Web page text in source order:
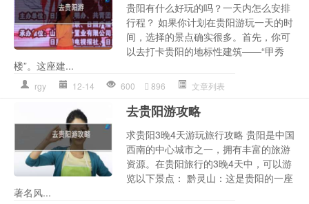
贵阳有什么好玩的吗？一天内怎么安排
行程？ 如果你计划在贵阳游玩一天的时
间，选择的景点确实很多。首先，你可
以去打卡贵阳的地标性建筑——“甲秀
楼”。这座建...
rgy 12-14 600 896 文章列表
去贵阳游攻略
求贵阳3晚4天游玩旅行攻略 贵阳是中国
西南的中心城市之一，拥有丰富的旅游
资源。在贵阳旅行的3晚4天中，可以游
览以下景点： 黔灵山：这是贵阳的一座
著名风...